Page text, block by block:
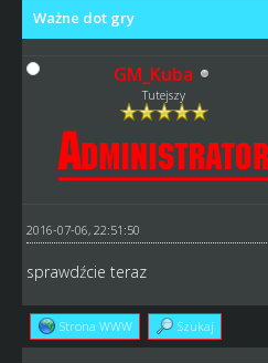
Ważne dot gry
GM_Kuba
Tutejszy
2016-07-06, 22:51:50
sprawdźcie teraz
Strona WWW Szukaj